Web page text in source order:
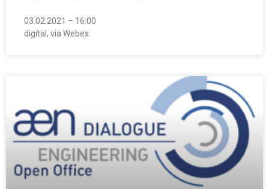
03.02.2021 – 16:00
digital, via Webex